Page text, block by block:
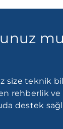
size teknik
rehberlik
destek